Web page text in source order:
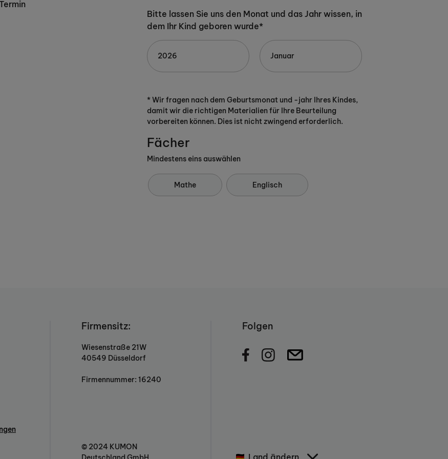
Bitte lassen Sie uns den Monat und das Jahr wissen, in
dem Ihr Kind geboren wurde*
* Wir fragen nach dem Geburtsmonat und -jahr Ihres Kindes,
damit wir die richtigen Materialien für Ihre Beurteilung
vorbereiten können. Dies ist nicht zwingend erforderlich.
Fächer
Mindestens eins auswählen
Mathe Englisch
Firmensitz:
Wiesenstraße 21W
40549 Düsseldorf
Firmennummer: 16240
© 2024 KUMON
Folgen